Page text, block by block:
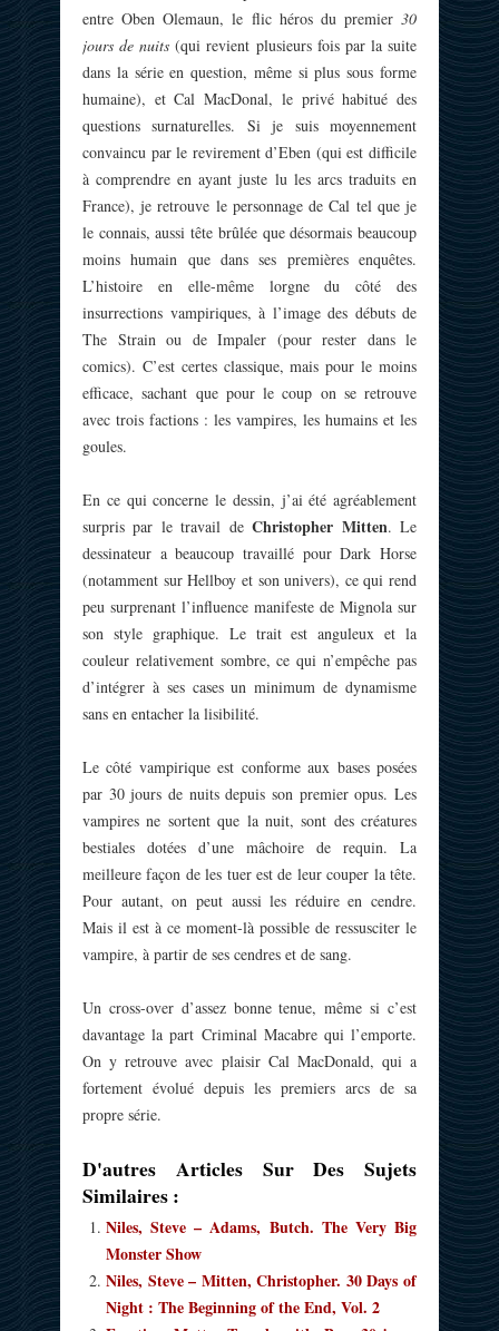
entre Oben Olemaun, le flic héros du premier 30
jours de nuits (qui revient plusieurs fois par la suite
dans la série en question, même si plus sous forme
humaine), et Cal MacDonal, le privé habitué des
questions surnaturelles. Si je suis moyennement
convaincu par le revirement d’Eben (qui est difficile
à comprendre en ayant juste lu les arcs traduits en
France), je retrouve le personnage de Cal tel que je
le connais, aussi tête brûlée que désormais beaucoup
moins humain que dans ses premières enquêtes.
L’histoire en elle-même lorgne du côté des
insurrections vampiriques, à l’image des débuts de
The Strain ou de Impaler (pour rester dans le
comics). C’est certes classique, mais pour le moins
efficace, sachant que pour le coup on se retrouve
avec trois factions : les vampires, les humains et les
goules.
En ce qui concerne le dessin, j’ai été agréablement
surpris par le travail deChristopher Mitten. Le
dessinateur a beaucoup travaillé pour Dark Horse
(notamment sur Hellboy et son univers), ce qui rend
peu surprenant l’influence manifeste de Mignola sur
son style graphique. Le trait est anguleux et la
couleur relativement sombre, ce qui n’empêche pas
d’intégrer à ses cases un minimum de dynamisme
sans en entacher la lisibilité.
Le côté vampirique est conforme aux bases posées
par 30 jours de nuits depuis son premier opus. Les
vampires ne sortent que la nuit, sont des créatures
bestiales dotées d’une mâchoire de requin. La
meilleure façon de les tuer est de leur couper la tête.
Pour autant, on peut aussi les réduire en cendre.
Mais il est à ce moment-là possible de ressusciter le
vampire, à partir de ses cendres et de sang.
Un cross-over d’assez bonne tenue, même si c’est
davantage la part Criminal Macabre qui l’emporte.
On y retrouve avec plaisir Cal MacDonald, qui a
fortement évolué depuis les premiers arcs de sa
propre série.
D'autres Articles Sur Des Sujets
Similaires :
Niles, Steve – Adams, Butch. The Very Big
Monster Show
Niles, Steve – Mitten, Christopher. 30 Days of
Night : The Beginning of the End, Vol. 2